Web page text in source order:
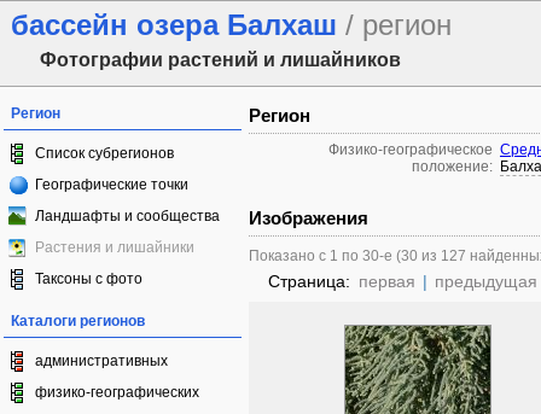
бассейн озера Балхаш / регион
Фотографии растений и лишайников
Регион
Список субрегионов
Географические точки
Ландшафты и сообщества
Растения и лишайники
Таксоны с фото
Каталоги регионов
административных
физико-географических
Регион
Физико-географическое
положение:
Изображения
Показано с 1 по 30-е (30 из 127
Страница: первая | предыдущая